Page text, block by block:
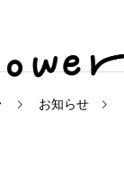
お知らせ